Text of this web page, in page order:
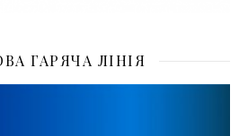
ГАРЯЧА ЛІНІЯ